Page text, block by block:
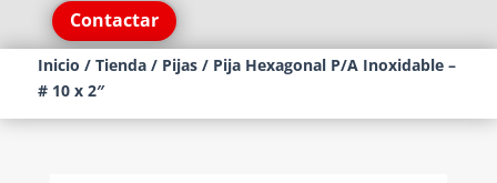
Contactar
Inicio / Tienda/ Pijas/ Pija Hexagonal P/A Inoxidable –
# 10 x 2″